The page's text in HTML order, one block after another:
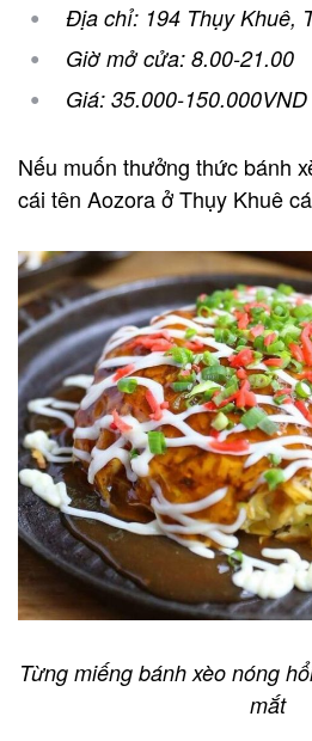
Địa chỉ: 194 Thụy Khuê,
Giờ mở cửa: 8.00-21.00
Giá: 35.000-150.000VND
Nếu muốn thưởng thức bánh
cái tên Aozora ở Thụy Khuê
Từng miếng bánh xèo nóng
mắt